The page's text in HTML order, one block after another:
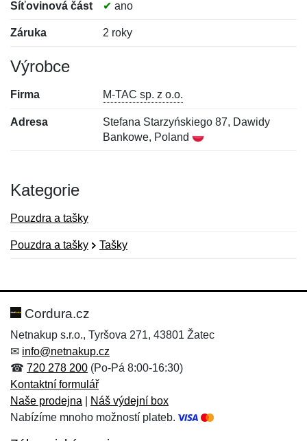
Síťovinová část ✔ ano
Záruka 2 roky
Výrobce
Firma M-TAC sp. z o.o.
Adresa
Stefana Starzyńskiego 87, Dawidy
Bankowe, Poland
Kategorie
Pouzdra a tašky
Pouzdra a tašky Tašky
Hodnocení:
Jméno: *
Jméno:
E-mail:*
Cordura.cz
Netnakup s.r.o., Tyršova 271, 43801 Žatec
✉ info@netnakup.cz
☎ 720 278 200 (Po-Pá 8:00-16:30)
Kontaktní formulář
Naše prodejna
Náš výdejní box
Nabízíme mnoho možností plateb.